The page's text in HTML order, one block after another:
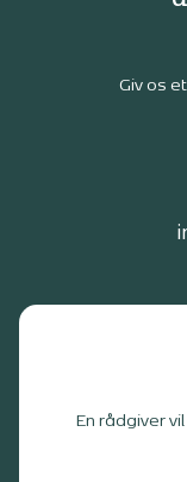
Giv os
En rådgiver